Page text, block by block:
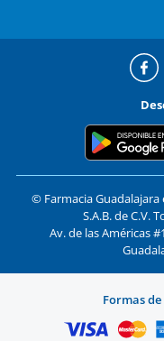
© Farmacia
S.A.B. de C.V.
Av. de las Américas
Formas